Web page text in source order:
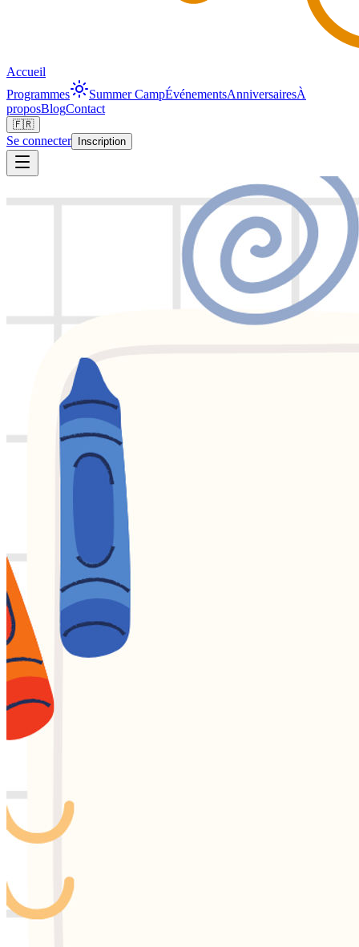
Accueil
Programmes
Summer CampÉvénementsAnniversairesÀ
proposBlogContact
🇫🇷
Se connecter Inscription